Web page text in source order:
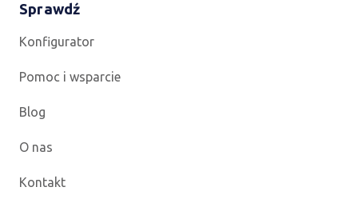
Sprawdź
Konfigurator
Pomoc i wsparcie
Blog
O nas
Kontakt